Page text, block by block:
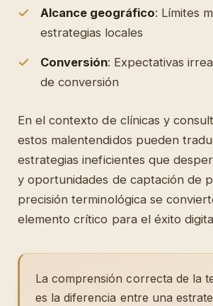
Alcance geográfico: Límites
estrategias locales
Conversión: Expectativas
de conversión
En el contexto de clínicas y
estos malentendidos pueden
estrategias ineficientes que
y oportunidades de captación de
precisión terminológica se
elemento crítico para el éxito
La comprensión correcta de la
es la diferencia entre una